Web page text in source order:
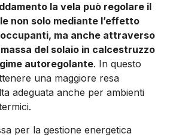
la vela può regolare il
non solo mediante l’effetto
ma anche attraverso
del solaio in calce­struzzo
autoregolante. In questo
una maggiore resa
ade­guata anche per ambienti
per la gestione energetica